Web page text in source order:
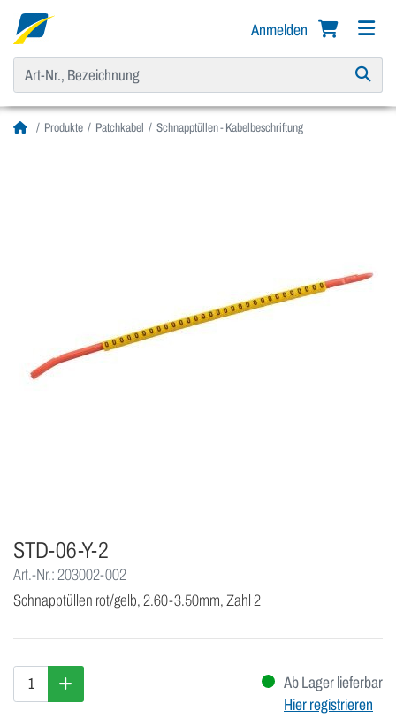
Anmelden
Produkte Patchkabel Schnapptüllen - Kabelbeschriftung
STD-06-Y-2
Art.-Nr.: 203002-002
Schnapptüllen rot/gelb, 2.60-3.50mm, Zahl 2
Ab Lager lieferbar
Hier registrieren